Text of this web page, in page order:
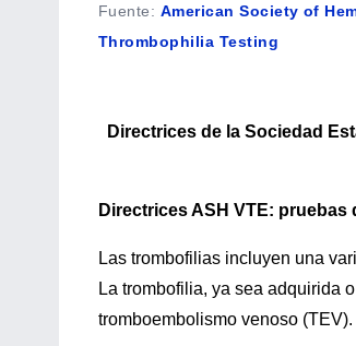
Fuente: American Society of
Thrombophilia Testing
Directrices de la Sociedad
Directrices ASH VTE: pruebas
Las trombofilias incluyen una
La trombofilia, ya sea adquirida
tromboembolismo venoso (TEV).